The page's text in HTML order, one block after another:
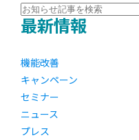
最新情報
機能改善
キャンペーン
セミナー
ニュース
プレス